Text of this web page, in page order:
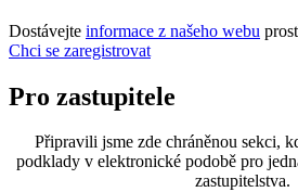
Dostávejte informace z našeho webu
Chci se zaregistrovat
Pro zastupitele
Připravili jsme zde chráněnou sekci,
podklady v elektronické podobě pro
zastupitelstva.